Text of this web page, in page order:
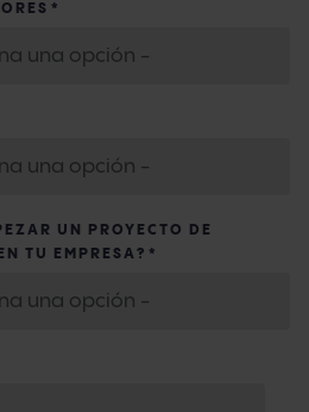
*
UN PROYECTO DE
TU EMPRESA? *